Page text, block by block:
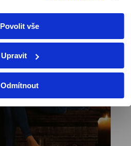
Povolit vše
Upravit
Odmítnout